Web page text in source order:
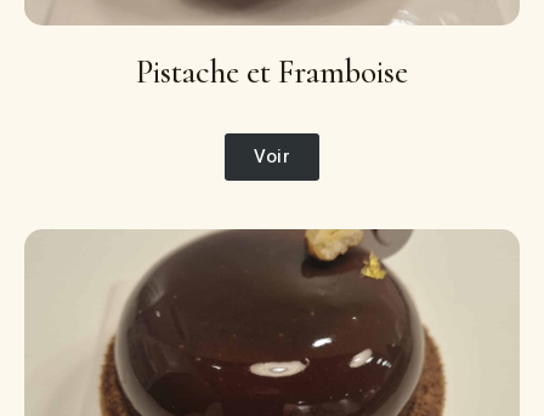
Pistache et Framboise
Voir